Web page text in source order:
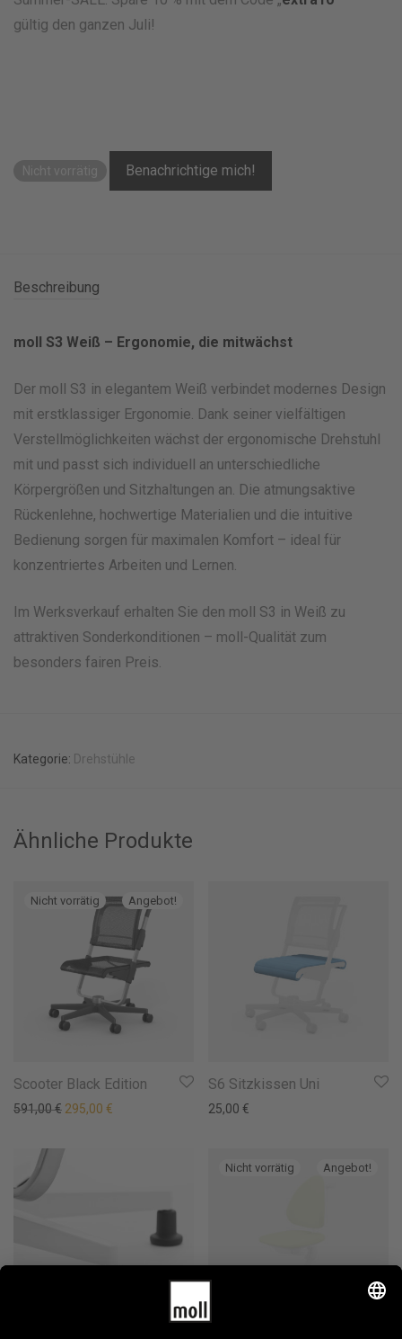
gültig den ganzen Juli!
Nicht vorrätig
Beschreibung
moll S3 Weiß – Ergonomie, die mitwächst
Der moll S3 in elegantem Weiß verbindet modernes Design
mit erstklassiger Ergonomie. Dank seiner vielfältigen
Verstellmöglichkeiten wächst der ergonomische Drehstuhl
mit und passt sich individuell an unterschiedliche
Körpergrößen und Sitzhaltungen an. Die atmungsaktive
Rückenlehne, hochwertige Materialien und die intuitive
Bedienung sorgen für maximalen Komfort – ideal für
konzentriertes Arbeiten und Lernen.
Im Werksverkauf erhalten Sie den moll S3 in Weiß zu
attraktiven Sonderkonditionen – moll-Qualität zum
besonders fairen Preis.
Kategorie: Drehstühle
Ähnliche Produkte
Angebot!
Scooter Black Edition
591,00€ Ursprünglicher Preis war: 591,00 €
295,00 € Aktueller Preis ist: 295,00 €.
S6 Sitzkissen Uni
25,00 €
Angebot!